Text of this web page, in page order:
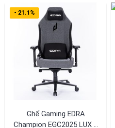
- 21.1%
Ghế Gaming EDRA
Champion EGC2025 LUX –